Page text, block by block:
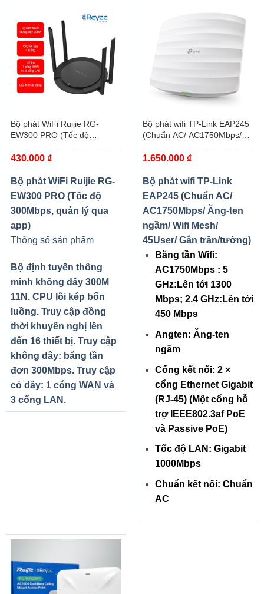
Bộ phát WiFi Ruijie RG-
EW300 PRO (Tốc độ
430.000 ₫
Bộ phát WiFi Ruijie RG-
EW300 PRO (Tốc độ
300Mbps, quản lý qua
app)
Thông số sản phẩm
Bộ định tuyến thông
minh không dây 300M
11N. CPU lõi kép bốn
luồng. Truy cập đồng
thời khuyến nghị lên
đến 16 thiết bị. Truy cập
không dây: băng tần
đơn 300Mbps. Truy cập
có dây: 1 cổng WAN và
3 cổng LAN.
Bộ phát wifi TP-Link EAP245
(Chuẩn AC/ AC1750Mbps/
45User/ Gắn trần/tường)
1.650.000 ₫
Bộ phát wifi TP-Link
EAP245 (Chuẩn AC/
AC1750Mbps/ Ăng-ten
ngầm/ Wifi Mesh/
45User/ Gắn trần/tường)
Băng tần Wifi:
AC1750Mbps : 5
GHz:Lên tới 1300
Mbps; 2.4 GHz:Lên tới
450 Mbps
Angten: Ăng-ten
ngầm
Cổng kết nối: 2 ×
cổng Ethernet Gigabit
(RJ-45) (Một cổng hỗ
trợ IEEE802.3af PoE
và Passive PoE)
Tốc độ LAN: Gigabit
1000Mbps
Chuẩn kết nối: Chuẩn
AC